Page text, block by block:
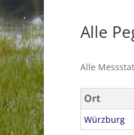
Alle
Alle
Ort
Würzburg